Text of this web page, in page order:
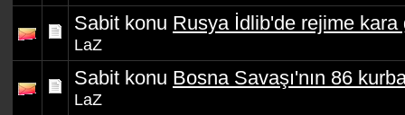
Sabit konu Rusya İdlib'de rejime
LaZ
Sabit konu Bosna Savaşı'nın 86
LaZ